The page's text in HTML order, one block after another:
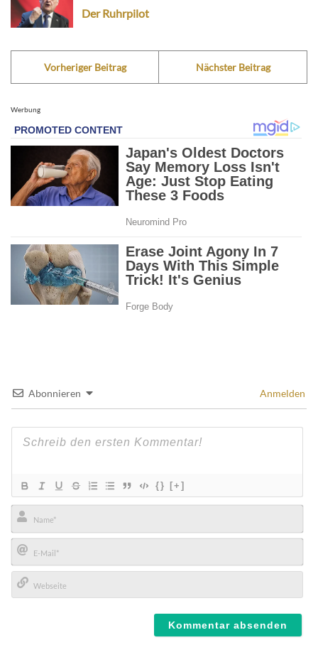
Der Ruhrpilot
Vorheriger Beitrag Nächster Beitrag
Werbung
Abonnieren Anmelden
{} [+]
Name*
E-
Mail*